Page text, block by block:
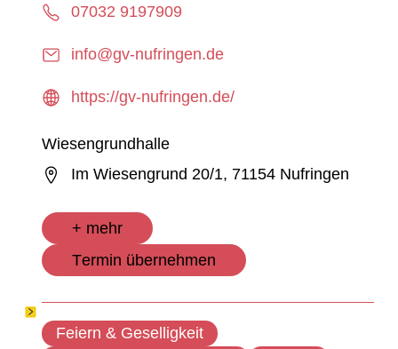
07032 9197909
info@gv-nufringen.de
https://gv-nufringen.de/
Wiesengrundhalle
Im Wiesengrund 20/1, 71154 Nufringen
+ mehr
Termin übernehmen
Feiern & Geselligkeit